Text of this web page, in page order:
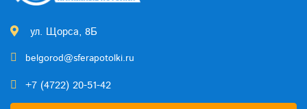
ул. Щорса, 8Б
belgorod@sferapotolki.ru
+7 (4722) 20-51-42